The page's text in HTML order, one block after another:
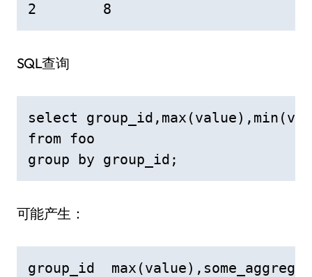
2        8
SQL查询
select
from foo
group by group_id;
可能产生：
group_id